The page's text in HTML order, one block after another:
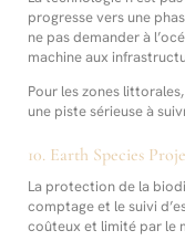
progresse vers une
ne pas demander à
machine aux
Pour les zones
une piste sérieuse à
10. Earth Species
La protection de la
comptage et le suivi
coûteux et limité par le